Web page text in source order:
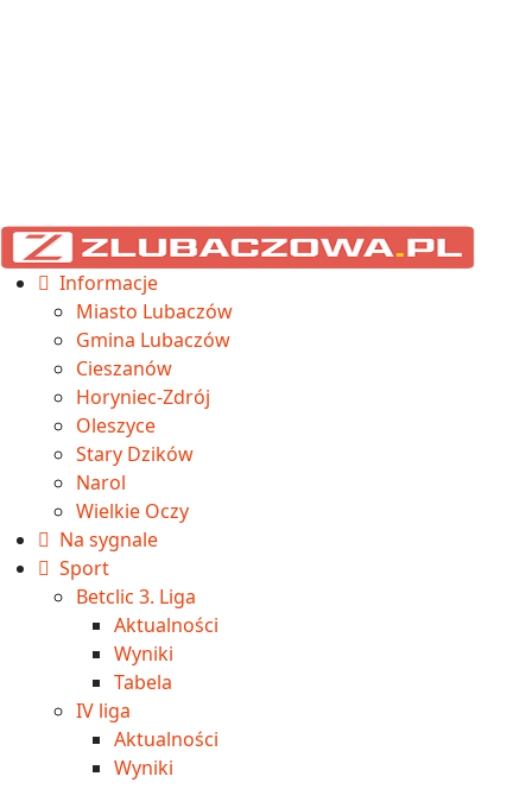
Informacje
Miasto Lubaczów
Gmina Lubaczów
Cieszanów
Horyniec-Zdrój
Oleszyce
Stary Dzików
Narol
Wielkie Oczy
Na sygnale
Sport
Betclic 3. Liga
Aktualności
Wyniki
Tabela
IV liga
Aktualności
Wyniki